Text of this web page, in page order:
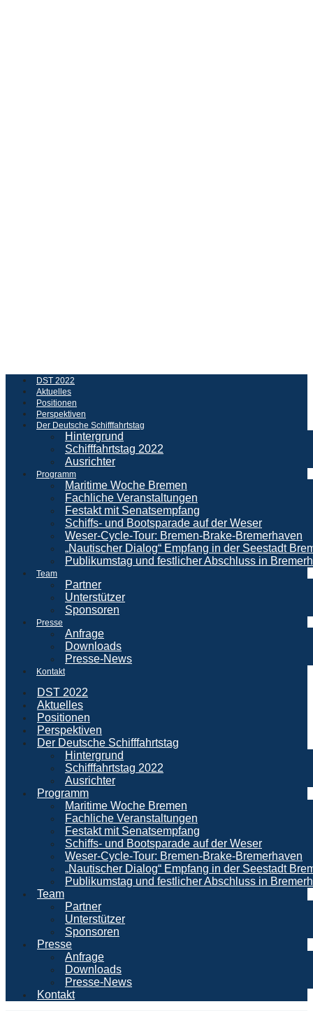
DST 2022
Aktuelles
Positionen
Perspektiven
Der Deutsche Schifffahrtstag
Hintergrund
Schifffahrtstag 2022
Ausrichter
Programm
Maritime Woche Bremen
Fachliche Veranstaltungen
Festakt mit Senatsempfang
Schiffs- und Bootsparade auf der Weser
Weser-Cycle-Tour: Bremen-Brake-Bremerhaven
„Nautischer Dialog“ Empfang in der Seestadt
Publikumstag und festlicher Abschluss in
Team
Partner
Unterstützer
Sponsoren
Presse
Anfrage
Downloads
Presse-News
Kontakt
DST 2022
Aktuelles
Positionen
Perspektiven
Der Deutsche Schifffahrtstag
Hintergrund
Schifffahrtstag 2022
Ausrichter
Programm
Maritime Woche Bremen
Fachliche Veranstaltungen
Festakt mit Senatsempfang
Schiffs- und Bootsparade auf der Weser
Weser-Cycle-Tour: Bremen-Brake-Bremerhaven
„Nautischer Dialog“ Empfang in der Seestadt
Publikumstag und festlicher Abschluss in
Team
Partner
Unterstützer
Sponsoren
Presse
Anfrage
Downloads
Presse-News
Kontakt